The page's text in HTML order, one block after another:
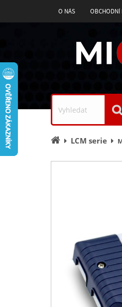
O NÁS OBCHODNÍ
Vyhledávání
ÚvodníLCM serie